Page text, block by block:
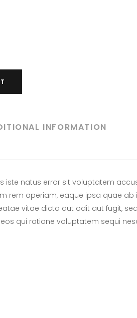
INFORMATION
iste natus error sit voluptatem
rem aperiam, eaque ipsa quae ab
vitae dicta aut odit aut fugit,
qui ratione voluptatem sequi